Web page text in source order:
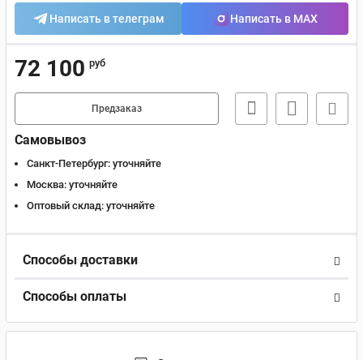
Написать в телеграм Написать в MAX
72 100 руб
Предзаказ
Самовывоз
Санкт-Петербург: уточняйте
Москва: уточняйте
Оптовый склад: уточняйте
Способы доставки
Способы оплаты